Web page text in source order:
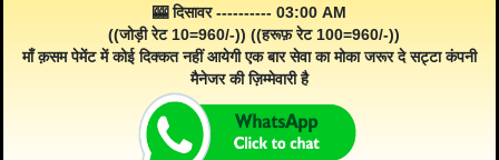
🎰 दिसावर ---------- 03:00 AM
((जोड़ी रेट 10=960/-)) ((हरूफ़ रेट 100=960/-))
माँ क़सम पेमेंट में कोई दिक्कत नहीं आयेगी एक बार सेवा का मोका जरूर दे सट्टा कंपनी
मैनेजर की ज़िम्मेवारी है